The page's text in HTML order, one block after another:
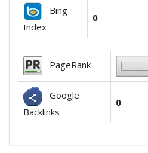
Bing
Index
0
PageRank
Google
Backlinks
0